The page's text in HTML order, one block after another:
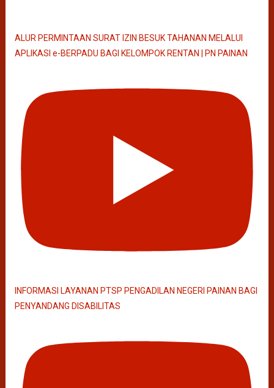
ALUR PERMINTAAN SURAT IZIN BESUK TAHANAN MELALUI
APLIKASI e-BERPADU BAGI KELOMPOK RENTAN | PN PAINAN
INFORMASI LAYANAN PTSP PENGADILAN NEGERI PAINAN BAGI
PENYANDANG DISABILITAS